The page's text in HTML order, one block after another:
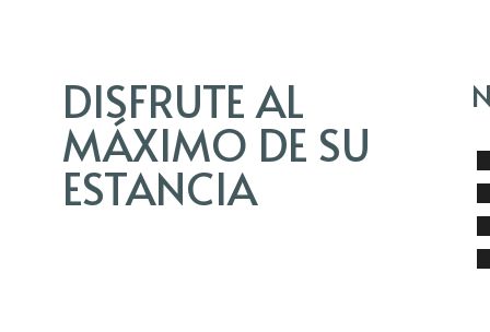
DISFRUTE AL
MÁXIMO DE SU
ESTANCIA